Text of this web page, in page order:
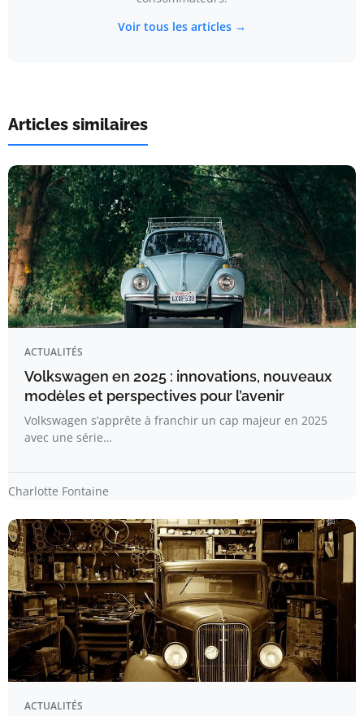
Voir tous les articles →
Articles similaires
ACTUALITÉS
Volkswagen en 2025 : innovations, nouveaux
modèles et perspectives pour l’avenir
Volkswagen s’apprête à franchir un cap majeur en 2025
avec une série…
Charlotte Fontaine
ACTUALITÉS